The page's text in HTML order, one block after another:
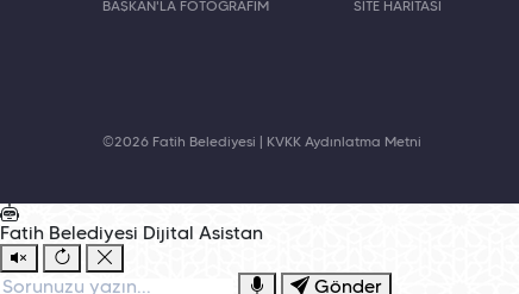
BAŞKAN'LA FOTOĞRAFIM SİTE HARİTASI
©2026 Fatih Belediyesi | KVKK Aydınlatma Metni
Fatih Belediyesi Dijital Asistan
Gönder